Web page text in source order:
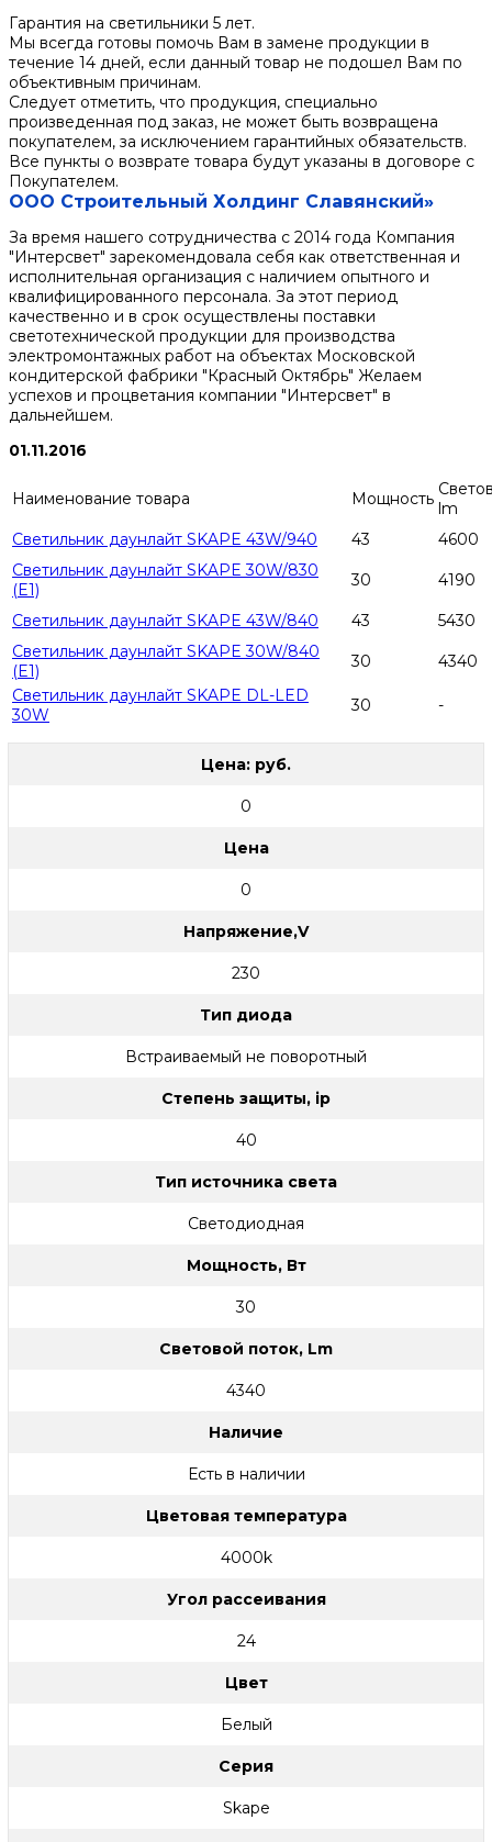
Гарантия на светильники 5 лет.
Мы всегда готовы помочь Вам в замене продукции в
течение 14 дней, если данный товар не подошел Вам по
объективным причинам.
Следует отметить, что продукция, специально
произведенная под заказ, не может быть возвращена
покупателем, за исключением гарантийных обязательств.
Все пункты о возврате товара будут указаны в договоре с
Покупателем.
ООО Строительный Холдинг Славянский»
За время нашего сотрудничества с 2014 года Компания
"Интерсвет" зарекомендовала себя как ответственная и
исполнительная организация с наличием опытного и
квалифицированного персонала. За этот период
качественно и в срок осуществлены поставки
светотехнической продукции для производства
электромонтажных работ на объектах Московской
кондитерской фабрики "Красный Октябрь" Желаем
успехов и процветания компании "Интерсвет" в
дальнейшем.
01.11.2016
Наименование товара Мощность lm
Светильник даунлайт SKAPE 43W/940
43
4600
Светильник даунлайт SKAPE 30W/830
(E1)
30 4190
Светильник даунлайт SKAPE 43W/840 43
5430
Светильник даунлайт SKAPE 30W/840
(E1)
30
4340
Светильник даунлайт SKAPE DL-LED
30W
30 -
Цена: руб.
0
Цена
0
Напряжение,V
230
Тип диода
Встраиваемый не поворотный
Степень защиты, ip
40
Тип источника света
Светодиодная
Мощность, Вт
30
Световой поток, Lm
4340
Наличие
Есть в наличии
Цветовая температура
4000k
Угол рассеивания
24
Цвет
Белый
Серия
Skape